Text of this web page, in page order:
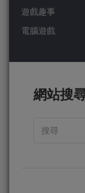
遊戲趣事
電腦遊戲
網站搜